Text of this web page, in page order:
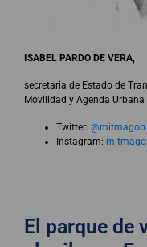
ISABEL PARDO DE VERA,
secretaria de Estado de
Movilidad y Agenda Urbana
Twitter: @mitmagob
Instagram:
El parque de